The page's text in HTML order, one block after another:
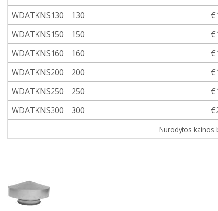
WDATKNS130
130
WDATKNS150
150
WDATKNS160
160
WDATKNS200
200
WDATKNS250
250
WDATKNS300
300
Nurodytos kainos